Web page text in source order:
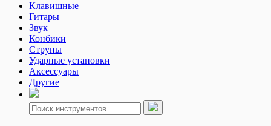
Клавишные
Гитары
Звук
Конбики
Струны
Ударные установки
Аксессуары
Другие